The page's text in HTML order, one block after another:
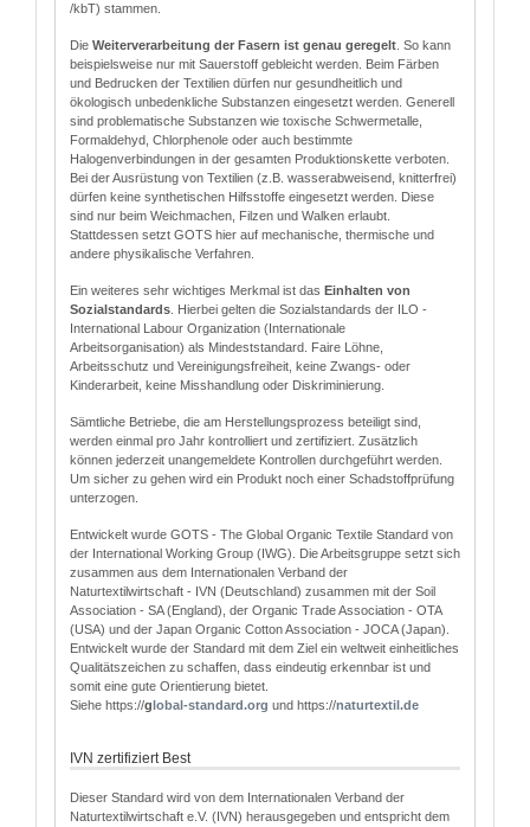
/kbT) stammen.
Die Weiterverarbeitung der Fasern ist genau geregelt . So kann
beispielsweise nur mit Sauerstoff gebleicht werden. Beim Färben
und Bedrucken der Textilien dürfen nur gesundheitlich und
ökologisch unbedenkliche Substanzen eingesetzt werden. Generell
sind problematische Substanzen wie toxische Schwermetalle,
Formaldehyd, Chlorphenole oder auch bestimmte
Halogenverbindungen in der gesamten Produktionskette verboten.
Bei der Ausrüstung von Textilien (z.B. wasserabweisend, knitterfrei)
dürfen keine synthetischen Hilfsstoffe eingesetzt werden. Diese
sind nur beim Weichmachen, Filzen und Walken erlaubt.
Stattdessen setzt GOTS hier auf mechanische, thermische und
andere physikalische Verfahren.
Ein weiteres sehr wichtiges Merkmal ist das Einhalten von
Sozialstandards . Hierbei gelten die Sozialstandards der ILO -
International Labour Organization (Internationale
Arbeitsorganisation) als Mindeststandard. Faire Löhne,
Arbeitsschutz und Vereinigungsfreiheit, keine Zwangs- oder
Kinderarbeit, keine Misshandlung oder Diskriminierung.
Sämtliche Betriebe, die am Herstellungsprozess beteiligt sind,
werden einmal pro Jahr kontrolliert und zertifiziert. Zusätzlich
können jederzeit unangemeldete Kontrollen durchgeführt werden.
Um sicher zu gehen wird ein Produkt noch einer Schadstoffprüfung
unterzogen.
Entwickelt wurde GOTS - The Global Organic Textile Standard von
der International Working Group (IWG). Die Arbeitsgruppe setzt sich
zusammen aus dem Internationalen Verband der
Naturtextilwirtschaft - IVN (Deutschland) zusammen mit der Soil
Association - SA (England), der Organic Trade Association - OTA
(USA) und der Japan Organic Cotton Association - JOCA (Japan).
Entwickelt wurde der Standard mit dem Ziel ein weltweit einheitliches
Qualitätszeichen zu schaffen, dass eindeutig erkennbar ist und
somit eine gute Orientierung bietet.
Siehe https://global-standard.org und https://naturtextil.de
IVN zertifiziert Best
Dieser Standard wird von dem Internationalen Verband der
Naturtextilwirtschaft e.V. (IVN) herausgegeben und entspricht dem